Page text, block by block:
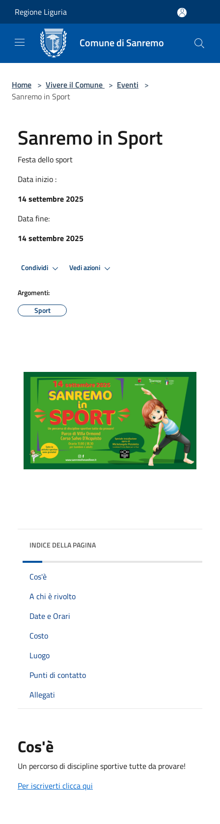
Regione Liguria
Comune di Sanremo
Home > Vivere il Comune > Eventi >
Sanremo in Sport
Sanremo in Sport
Festa dello sport
Data inizio :
14 settembre 2025
Data fine:
14 settembre 2025
Condividi Vedi azioni
Argomenti:
Sport
INDICE DELLA PAGINA
Cos'è
A chi è rivolto
Date e Orari
Costo
Luogo
Punti di contatto
Allegati
Cos'è
Un percorso di discipline sportive tutte da provare!
Per iscriverti clicca qui